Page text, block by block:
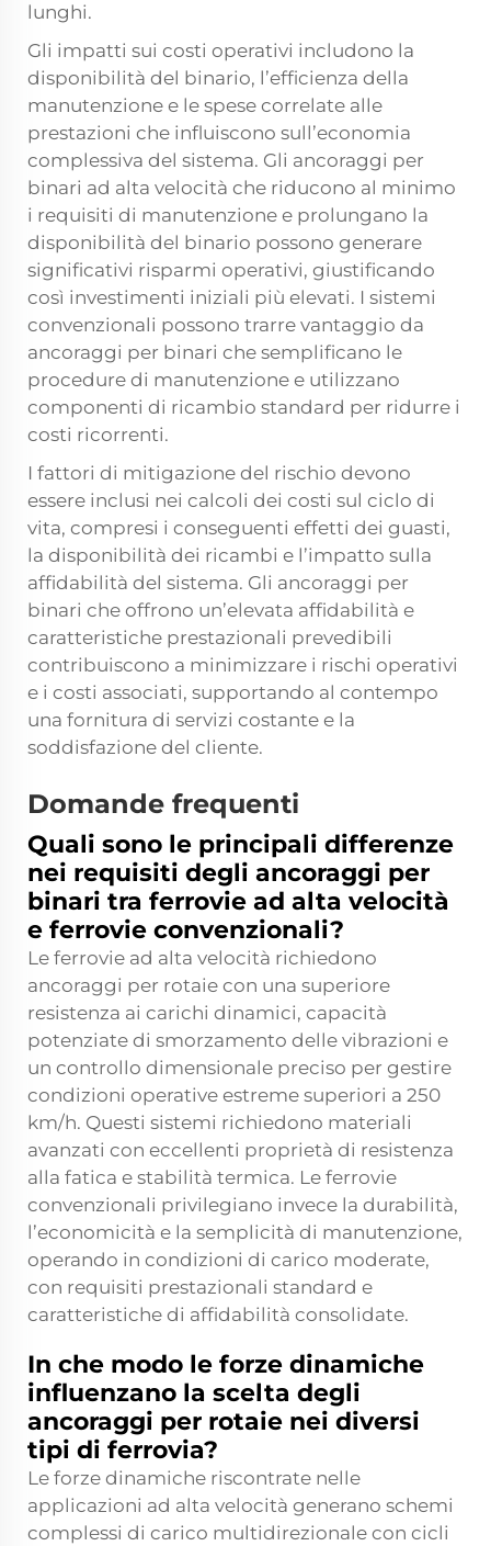
lunghi.
Gli impatti sui costi operativi includono la
disponibilità del binario, l’efficienza della
manutenzione e le spese correlate alle
prestazioni che influiscono sull’economia
complessiva del sistema. Gli ancoraggi per
binari ad alta velocità che riducono al minimo
i requisiti di manutenzione e prolungano la
disponibilità del binario possono generare
significativi risparmi operativi, giustificando
così investimenti iniziali più elevati. I sistemi
convenzionali possono trarre vantaggio da
ancoraggi per binari che semplificano le
procedure di manutenzione e utilizzano
componenti di ricambio standard per ridurre i
costi ricorrenti.
I fattori di mitigazione del rischio devono
essere inclusi nei calcoli dei costi sul ciclo di
vita, compresi i conseguenti effetti dei guasti,
la disponibilità dei ricambi e l’impatto sulla
affidabilità del sistema. Gli ancoraggi per
binari che offrono un’elevata affidabilità e
caratteristiche prestazionali prevedibili
contribuiscono a minimizzare i rischi operativi
e i costi associati, supportando al contempo
una fornitura di servizi costante e la
soddisfazione del cliente.
Domande frequenti
Quali sono le principali differenze
nei requisiti degli ancoraggi per
binari tra ferrovie ad alta velocità
e ferrovie convenzionali?
Le ferrovie ad alta velocità richiedono
ancoraggi per rotaie con una superiore
resistenza ai carichi dinamici, capacità
potenziate di smorzamento delle vibrazioni e
un controllo dimensionale preciso per gestire
condizioni operative estreme superiori a 250
km/h. Questi sistemi richiedono materiali
avanzati con eccellenti proprietà di resistenza
alla fatica e stabilità termica. Le ferrovie
convenzionali privilegiano invece la durabilità,
l’economicità e la semplicità di manutenzione,
operando in condizioni di carico moderate,
con requisiti prestazionali standard e
caratteristiche di affidabilità consolidate.
In che modo le forze dinamiche
influenzano la scelta degli
ancoraggi per rotaie nei diversi
tipi di ferrovia?
Le forze dinamiche riscontrate nelle
applicazioni ad alta velocità generano schemi
complessi di carico multidirezionale con cicli